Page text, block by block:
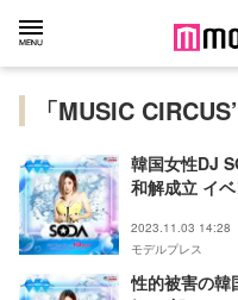
「MUSIC
韓国女性DJ
和解成立 イ
2023.11.03 14:28
モデルプレス
性的被害の韓